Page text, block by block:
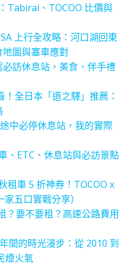
Tabirai、TOCOO 比價與
上行全攻略：河口湖回東
圖與塞車應對
訪休息站，美食、伴手禮
！全日本「道之驛」推薦：
中必停休息站，我的實際
、ETC、休息站與必訪景點
租車 5 折神券！TOCOO x
五口實戰分享）
？要不要租？高速公路費用
間的時光漫步：從 2010 到
煙火氣